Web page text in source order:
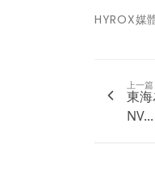
HYROX
上一篇
東
NV...